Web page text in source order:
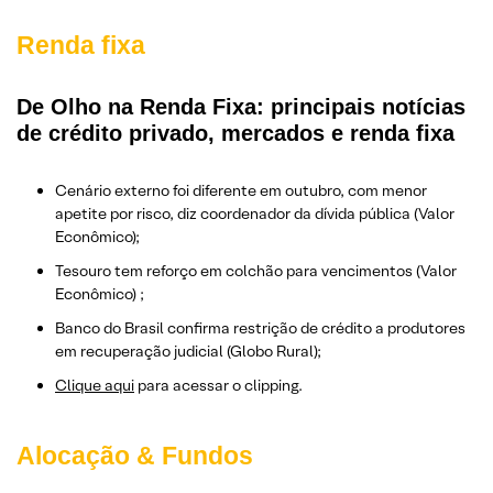
Renda fixa
De Olho na Renda Fixa: principais notícias
de crédito privado, mercados e renda fixa
Cenário externo foi diferente em outubro, com menor
apetite por risco, diz coordenador da dívida pública (Valor
Econômico);
Tesouro tem reforço em colchão para vencimentos (Valor
Econômico) ;
Banco do Brasil confirma restrição de crédito a produtores
em recuperação judicial (Globo Rural);
Clique aqui para acessar o clipping.
Alocação & Fundos